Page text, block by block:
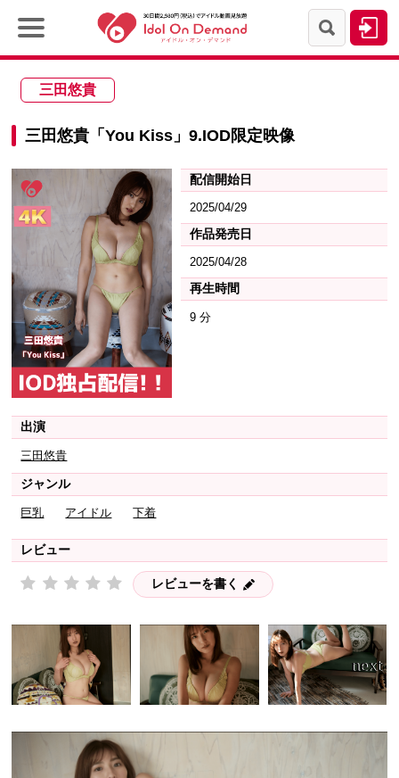
三田悠貴
三田悠貴「You Kiss」9.IOD限定映像
配信開始日
2025/04/29
作品発売日
2025/04/28
再生時間
9 分
出演
三田悠貴
ジャンル
巨乳 アイドル 下着
レビュー
レビューを書く